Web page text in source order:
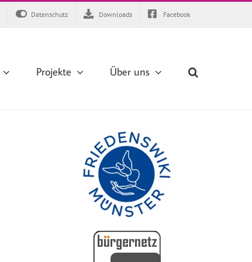
Datenschutz Downloads Facebook
Projekte Über uns